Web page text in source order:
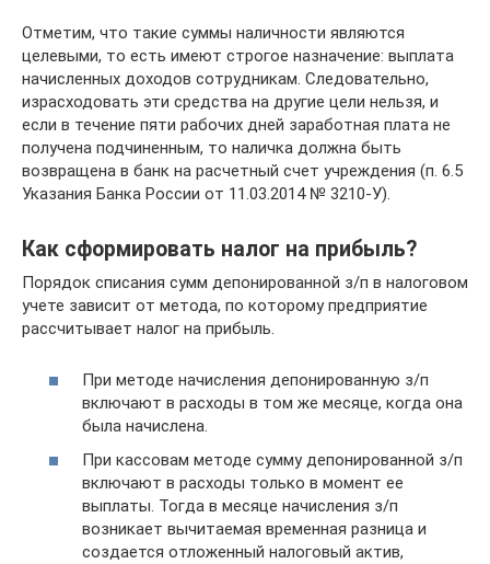
Отметим, что такие суммы наличности являются
целевыми, то есть имеют строгое назначение: выплата
начисленных доходов сотрудникам. Следовательно,
израсходовать эти средства на другие цели нельзя, и
если в течение пяти рабочих дней заработная плата не
получена подчиненным, то наличка должна быть
возвращена в банк на расчетный счет учреждения (п. 6.5
Указания Банка России от 11.03.2014 № 3210-У).
Как сформировать налог на прибыль?
Порядок списания сумм депонированной з/п в налоговом
учете зависит от метода, по которому предприятие
рассчитывает налог на прибыль.
При методе начисления депонированную з/п
включают в расходы в том же месяце, когда она
была начислена.
При кассовам методе сумму депонированной з/п
включают в расходы только в момент ее
выплаты. Тогда в месяце начисления з/п
возникает вычитаемая временная разница и
создается отложенный налоговый актив,